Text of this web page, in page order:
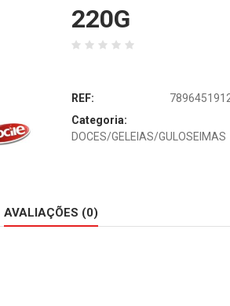
220G
REF:
Categoria:
DOCES/GELEIAS/GULOSEIMAS
AVALIAÇÕES (0)